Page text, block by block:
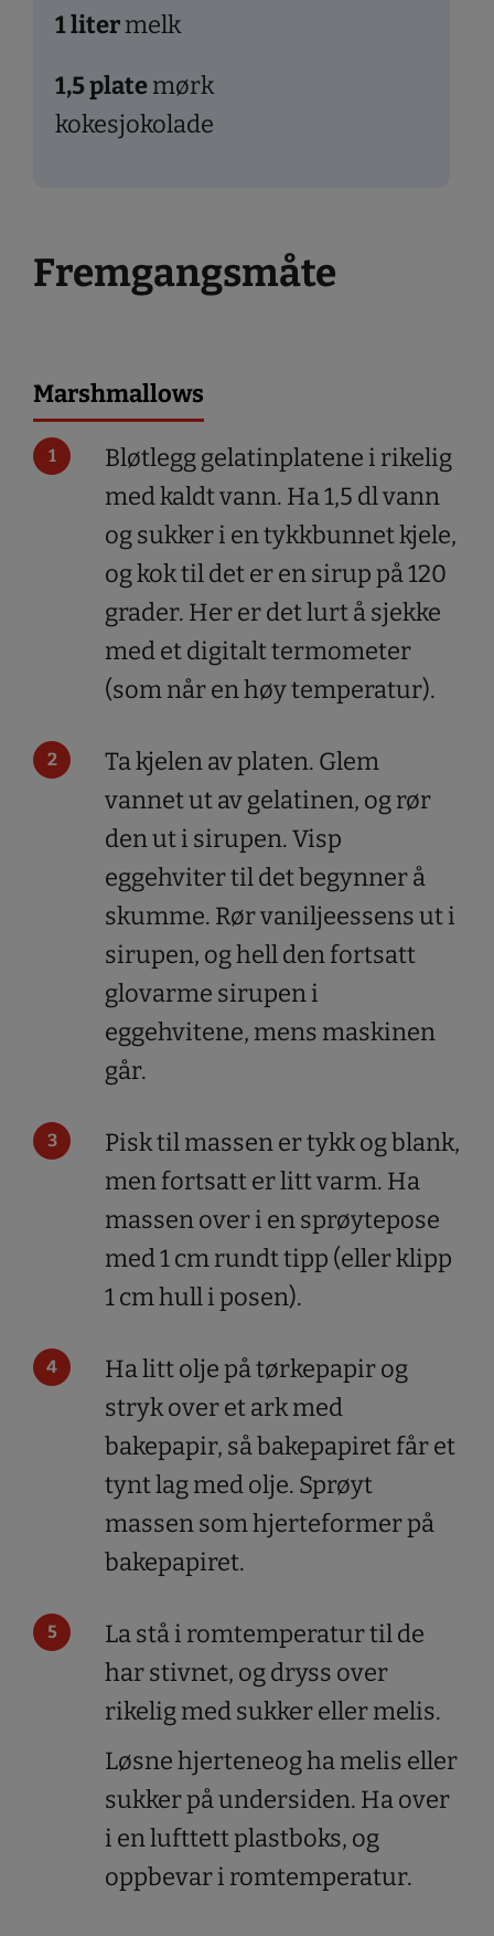
1litermelk
1,5platemørk
kokesjokolade
Fremgangsmåte
Marshmallows
Bløtlegg gelatinplatene i rikelig
med kaldt vann. Ha 1,5 dl vann
og sukker i en tykkbunnet kjele,
og kok til det er en sirup på 120
grader. Her er det lurt å sjekke
med et digitalt termometer
(som når en høy temperatur).
Ta kjelen av platen. Glem
vannet ut av gelatinen, og rør
den ut i sirupen. Visp
eggehviter til det begynner å
skumme. Rør vaniljeessens ut i
sirupen, og hell den fortsatt
glovarme sirupen i
eggehvitene, mens maskinen
går.
Pisk til massen er tykk og blank,
men fortsatt er litt varm. Ha
massen over i en sprøytepose
med 1 cm rundt tipp (eller klipp
1 cm hull i posen).
Ha litt olje på tørkepapir og
stryk over et ark med
bakepapir, så bakepapiret får et
tynt lag med olje. Sprøyt
massen som hjerteformer på
bakepapiret.
La stå i romtemperatur til de
har stivnet, og dryss over
rikelig med sukker eller melis.
Løsne hjerteneog ha melis eller
sukker på undersiden. Ha over
i en lufttett plastboks, og
oppbevar i romtemperatur.